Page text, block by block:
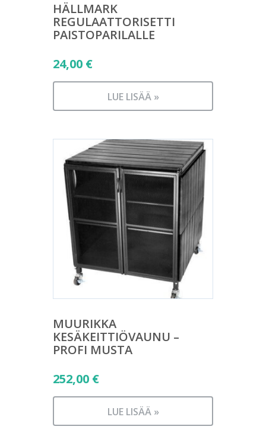
HÄLLMARK
REGULAATTORISETTI
PAISTOPARILALLE
24,00 €
LUE LISÄÄ »
MUURIKKA
KESÄKEITTIÖVAUNU –
PROFI MUSTA
252,00 €
LUE LISÄÄ »